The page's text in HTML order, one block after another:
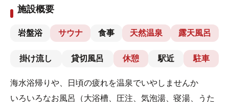
施設概要
岩盤浴 サウナ 食事 天然温泉 露天風呂
掛け流し 貸切風呂 休憩 駅近 駐車
海水浴帰りや、日頃の疲れを温泉でいやしませんか
いろいろなお風呂（大浴槽、圧注、気泡湯、寝湯、うた